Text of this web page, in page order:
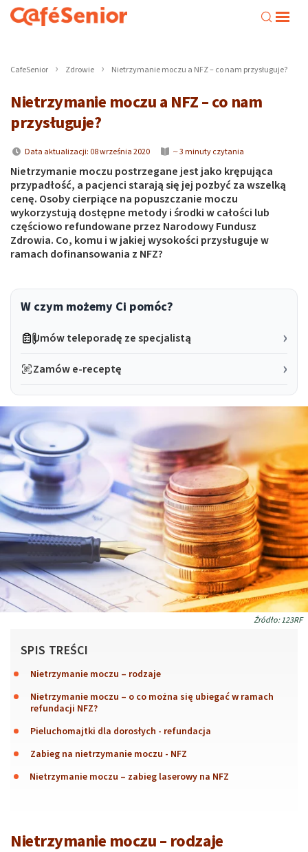
CafeSenior Zdrowie Nietrzymanie moczu a NFZ – co nam przysługuje?
Nietrzymanie moczu a NFZ – co nam
przysługuje?
Data aktualizacji: 08 września 2020 ~ 3 minuty czytania
Nietrzymanie moczu postrzegane jest jako krępująca
przypadłość, a pacjenci starają się jej pozbyć za wszelką
cenę. Osoby cierpiące na popuszczanie moczu
wykorzystują dostępne metody i środki w całości lub
częściowo refundowane przez Narodowy Fundusz
Zdrowia. Co, komu i w jakiej wysokości przysługuje w
ramach dofinansowania z NFZ?
W czym możemy Ci pomóc?
Umów teleporadę ze specjalistą
Zamów e-receptę
Źródło: 123RF
SPIS TREŚCI
Nietrzymanie moczu – rodzaje
Nietrzymanie moczu – o co można się ubiegać w ramach
refundacji NFZ?
Pieluchomajtki dla dorosłych - refundacja
Zabieg na nietrzymanie moczu - NFZ
Nietrzymanie moczu – zabieg laserowy na NFZ
Nietrzymanie moczu – rodzaje